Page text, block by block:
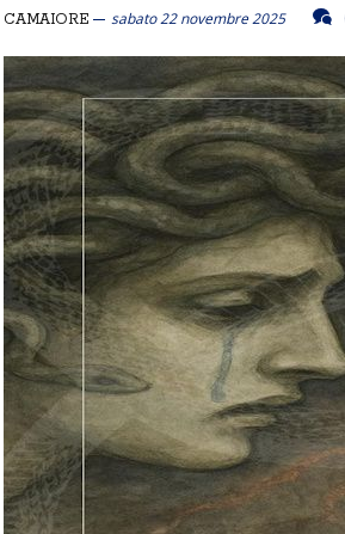
CAMAIORE sabato 22 novembre 2025